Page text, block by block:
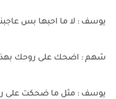
يوسف : لا ما احبها بس
شهم : اضحك على روحك
يوسف : مثل ما ضحكت على